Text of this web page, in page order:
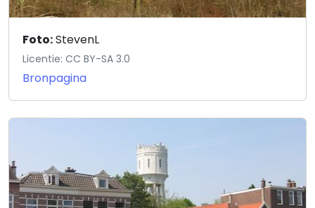
Foto:StevenL
Licentie: CC BY-SA 3.0
Bronpagina